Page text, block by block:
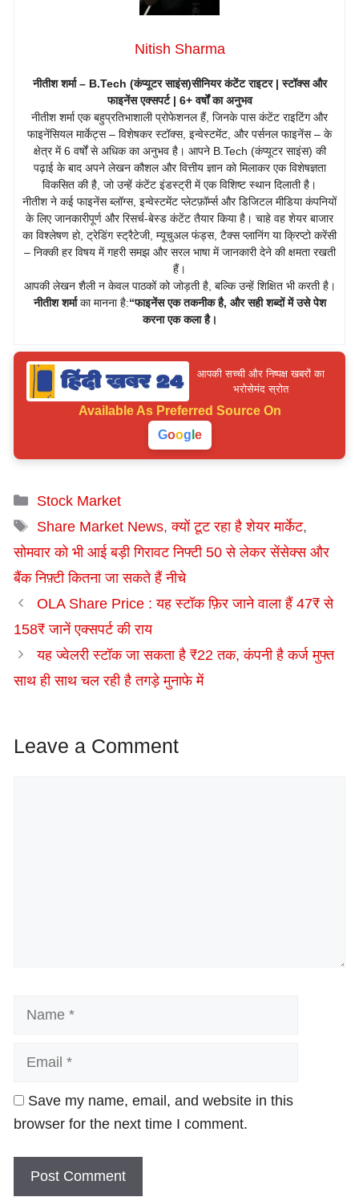
Nitish Sharma
नीतीश शर्मा – B.Tech (कंप्यूटर साइंस)सीनियर कंटेंट राइटर | स्टॉक्स और
फाइनेंस एक्सपर्ट | 6+ वर्षों का अनुभव
नीतीश शर्मा एक बहुप्रतिभाशाली प्रोफेशनल हैं, जिनके पास कंटेंट राइटिंग और
फाइनेंसियल मार्केट्स – विशेषकर स्टॉक्स, इन्वेस्टमेंट, और पर्सनल फाइनेंस – के
क्षेत्र में 6 वर्षों से अधिक का अनुभव है। आपने B.Tech (कंप्यूटर साइंस) की
पढ़ाई के बाद अपने लेखन कौशल और वित्तीय ज्ञान को मिलाकर एक विशेषज्ञता
विकसित की है, जो उन्हें कंटेंट इंडस्ट्री में एक विशिष्ट स्थान दिलाती है।
नीतीश ने कई फाइनेंस ब्लॉग्स, इन्वेस्टमेंट प्लेटफ़ॉर्म्स और डिजिटल मीडिया कंपनियों
के लिए जानकारीपूर्ण और रिसर्च-बेस्ड कंटेंट तैयार किया है। चाहे वह शेयर बाजार
का विश्लेषण हो, ट्रेडिंग स्ट्रैटेजी, म्यूचुअल फंड्स, टैक्स प्लानिंग या क्रिप्टो करेंसी
– निक्की हर विषय में गहरी समझ और सरल भाषा में जानकारी देने की क्षमता रखती
हैं।
आपकी लेखन शैली न केवल पाठकों को जोड़ती है, बल्कि उन्हें शिक्षित भी करती है।
नीतीश शर्माका मानना है:“फाइनेंस एक तकनीक है, और सही शब्दों में उसे पेश
करना एक कला है।
आपकी सच्ची और निष्पक्ष खबरों का
भरोसेमंद स्रोत
Available As Preferred Source On
Goog e
Categories
Stock Market
Tags
Share Market News,क्यों टूट रहा है शेयर मार्केट,
सोमवार को भी आई बड़ी गिरावट निफ्टी 50 से लेकर सेंसेक्स और
बैंक निफ़्टी कितना जा सकते हैं नीचे
OLA Share Price : यह स्टॉक फ़िर जाने वाला हैं 47₹ से
158₹ जानें एक्सपर्ट की राय
यह ज्वेलरी स्टॉक जा सकता है ₹22 तक, कंपनी है कर्ज मुफ्त
साथ ही साथ चल रही है तगड़े मुनाफे में
Leave a Comment
Save my name, email, and website in this
browser for the next time I comment.